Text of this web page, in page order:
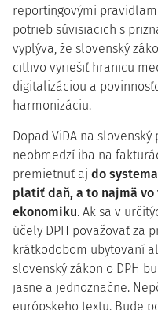
reportingovými
potrieb súvisiacich s
vyplýva, že slovenský
citlivo vyriešiť hranicu
digitalizáciou a
harmonizáciu.
Dopad ViDA na
neobmedzí iba na
premietnuť aj do
platiť daň, a to najmä
ekonomiku. Ak sa v
účely DPH považovať za
krátkodobom ubytovaní
slovenský zákon o DPH
jasne a jednoznačne.
európskeho textu. Bude